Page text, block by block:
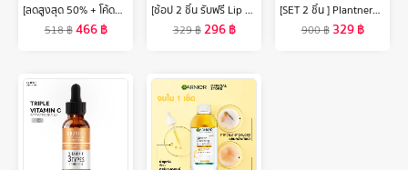
[ลดสูงสุด 50% + โค้ดลดเพิ่ม 20%]นีเวีย เซรั่มบำรุงผิวกาย เอ็กซ์ตร้า ไบรท์ 10 ซูเปอร์ วิตามิน แอนด์ สกิน ฟู้ด 320 มล. 2 ชิ้น NIVEA
518฿466฿
[ช้อป 2 ชิ้น รับฟรี Lip Blush] ใหม่! เมย์เบลลีน ซุปเปอร์ สเตย์ เท็ดดี้ ทินท์ ลิปทินท์เนื้อนุ่ม สัมผัสเบาสบาย Maybelline Superstay Teddy Tint
329฿296฿
[SET 2 ชิ้น ] Plantnery Vit C Orange & Lemon Bright Complex Intense Serum 30 ml
900฿ 329฿